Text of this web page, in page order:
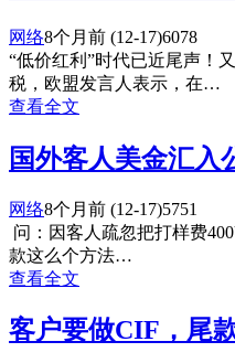
网络8个月前 (12-17)6078
“低价红利”时代已近尾声！
税，欧盟发言人表示，在…
查看全文
国外客人美金汇入
网络8个月前 (12-17)5751
问：因客人疏忽把打样费
款这么个方法…
查看全文
客户要做CIF，尾